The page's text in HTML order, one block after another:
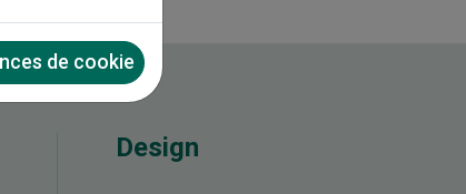
Design
de cookie